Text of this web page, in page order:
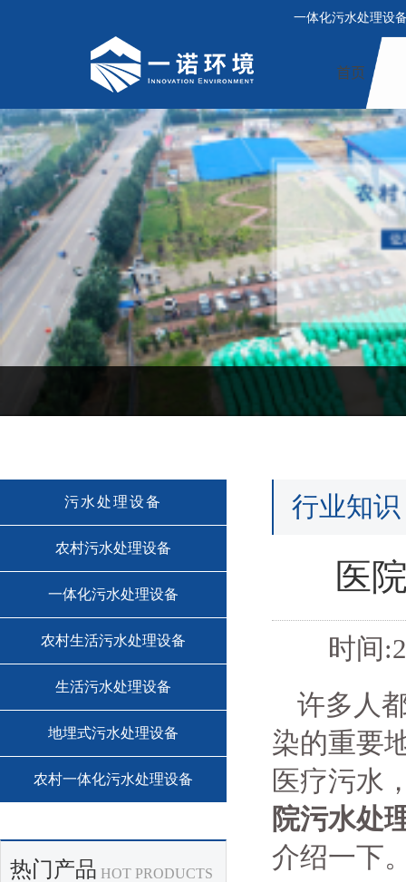
一体化污水处理设
首页
污水处理设备
农村污水处理设备
一体化污水处理设备
农村生活污水处理设备
生活污水处理设备
地埋式污水处理设备
农村一体化污水处理设备
热门产品 HOT PRODUCTS
行业知识
医
时间
许多人
染的重要
医疗污水
院污水处
介绍一下